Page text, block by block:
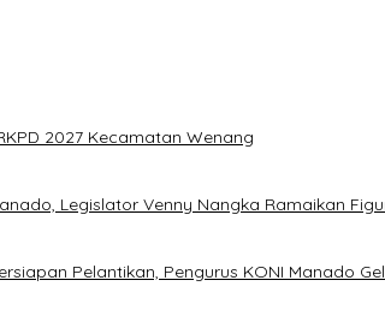
2027 Kecamatan Wenang
Legislator Venny Nangka Ramaikan
Pelantikan, Pengurus KONI Manado